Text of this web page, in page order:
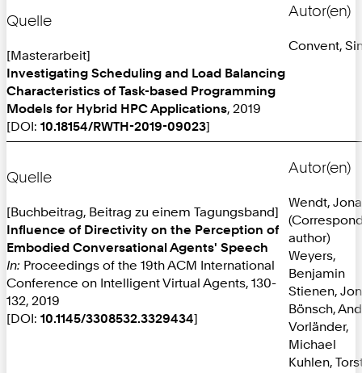
Quelle
[Masterarbeit]
Investigating Scheduling and Load Balancing
Characteristics of Task-based Programming
Models for Hybrid HPC Applications, 2019
[DOI: 10.18154/RWTH-2019-09023]
Autor(en)
Convent,
Quelle
[Buchbeitrag, Beitrag zu einem Tagungsband]
Influence of Directivity on the Perception of
Embodied Conversational Agents' Speech
In: Proceedings of the 19th ACM International
Conference on Intelligent Virtual Agents, 130-
132, 2019
[DOI: 10.1145/3308532.3329434]
Autor(en)
Wendt,
author)
Weyers,
Benjamin
Stienen,
Bönsch,
Vorländer,
Michael
Kuhlen,